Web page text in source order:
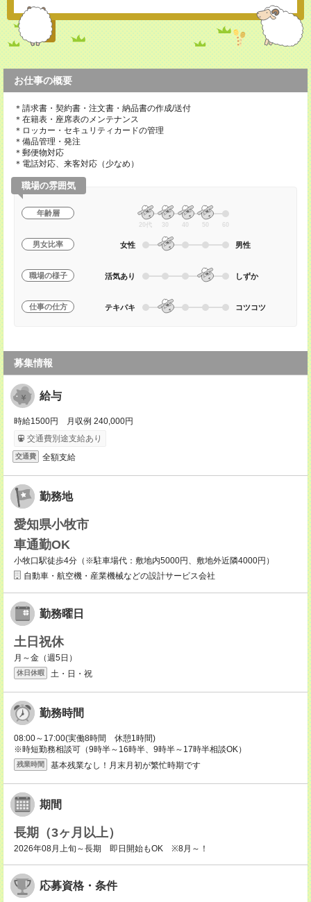
お仕事の概要
＊請求書・契約書・注文書・納品書の作成/送付
＊在籍表・座席表のメンテナンス
＊ロッカー・セキュリティカードの管理
＊備品管理・発注
＊郵便物対応
＊電話対応、来客対応（少なめ）
職場の雰囲気
年齢層
20代 30 40 50 60
男女比率 女性 男性
職場の様子 活気あり しずか
仕事の仕方 テキパキ コツコツ
募集情報
給与
時給1500円 月収例 240,000円
交通費別途支給あり
交通費 全額支給
勤務地
愛知県小牧市
車通勤OK
小牧口駅徒歩4分（※駐車場代：敷地内5000円、敷地外近隣4000円）
自動車・航空機・産業機械などの設計サービス会社
勤務曜日
土日祝休
月～金（週5日）
休日休暇 土・日・祝
勤務時間
08:00～17:00(実働8時間 休憩1時間)
※時短勤務相談可（9時半～16時半、9時半～17時半相談OK）
残業時間 基本残業なし！月末月初が繁忙時期です
期間
長期（3ヶ月以上）
2026年08月上旬～長期 即日開始もOK ※8月～！
応募資格・条件